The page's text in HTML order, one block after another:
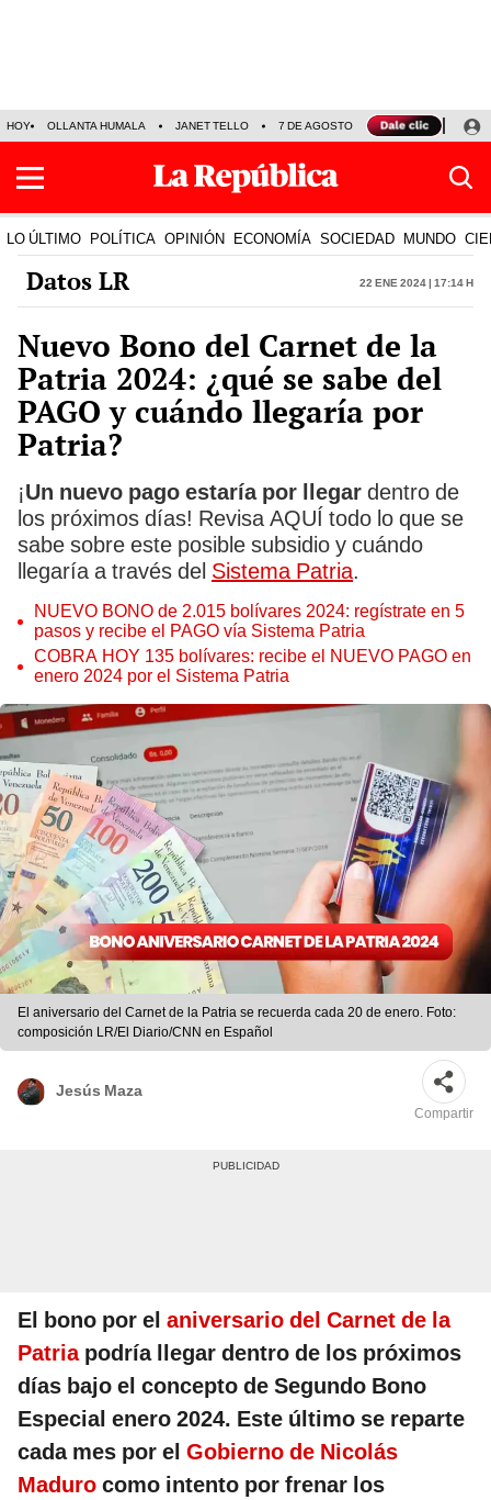
HOY OLLANTA HUMALA JANET TELLO 7 DE AGOSTO TINKA RESULTADOS
LO ÚLTIMO POLÍTICA OPINIÓN ECONOMÍA SOCIEDAD MUNDO
Datos LR 22 Ene 2024 | 17:14 h
Nuevo Bono del Carnet de la
Patria 2024: ¿qué se sabe del
PAGO y cuándo llegaría por
Patria?
¡Un nuevo pago estaría por llegar dentro de
los próximos días! Revisa AQUÍ todo lo que se
sabe sobre este posible subsidio y cuándo
llegaría a través del Sistema Patria.
NUEVO BONO de 2.015 bolívares 2024: regístrate en 5
pasos y recibe el PAGO vía Sistema Patria
COBRA HOY 135 bolívares: recibe el NUEVO PAGO en
enero 2024 por el Sistema Patria
El aniversario del Carnet de la Patria se recuerda cada 20 de enero. Foto:
composición LR/El Diario/CNN en Español
Jesús Maza
Compartir
El bono por el aniversario del Carnet de la
Patriapodría llegar dentro de los próximos
días bajo el concepto de Segundo Bono
Especial enero 2024. Este último se reparte
cada mes por el Gobierno de Nicolás
Maduro como intento por frenar los